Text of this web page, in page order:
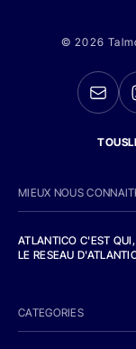
© 2026
MIEUX NOUS
ATLANTICO C'EST
LE RESEAU
CATEGORIES